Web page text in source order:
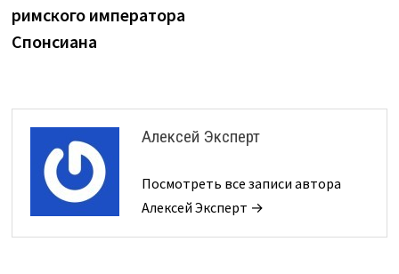
римского императора
Спонсиана
Алексей Эксперт
Посмотреть все записи автора
Алексей Эксперт →